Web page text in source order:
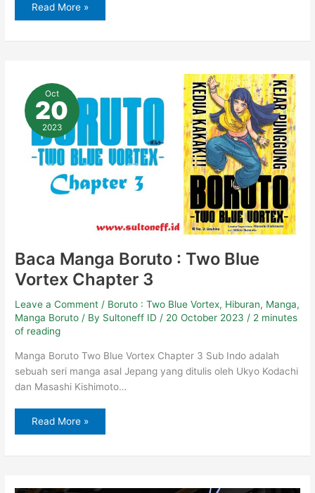
Read More »
Oct
20
2023
Baca Manga Boruto : Two Blue
Vortex Chapter 3
Leave a Comment / Boruto : Two Blue Vortex, Hiburan, Manga,
Manga Boruto / By Sultoneff ID/ 20 October 2023/ 2 minutes
of reading
Manga Boruto Two Blue Vortex Chapter 3 Sub Indo adalah
sebuah seri manga asal Jepang yang ditulis oleh Ukyo Kodachi
dan Masashi Kishimoto…
Manga
Boruto
Two
Blue
Vortex
Chapter
3
Read More »